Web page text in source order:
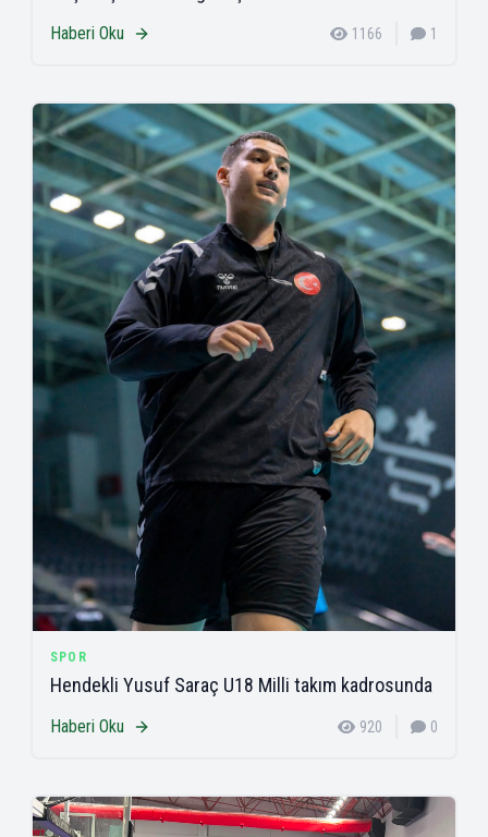
Haberi Oku 1166 1
SPOR
Hendekli Yusuf Saraç U18 Milli takım kadrosunda
Haberi Oku 920 0